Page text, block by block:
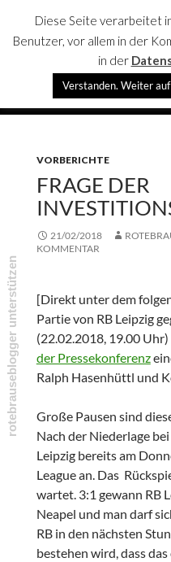
rotebrauseblogger
SPRINGE
VORBERICHTE
FRAGE DER
21/02/2018
KOMMENTAR
[Direkt unter dem
Partie von RB Leipzig
(22.02.2018, 19.00
der Pressekonferenz
Ralph Hasenhüttl und
Große Pausen sind
Nach der Niederlage
Leipzig bereits am
League an. Das
wartet. 3:1 gewann RB
Neapel und man darf
RB in den nächsten
bestehen wird, dass
Diese Seite verarbeitet
Benutzer, vor allem in der
in der
Verstanden. Weiter
rotebrauseblogger unterstützen